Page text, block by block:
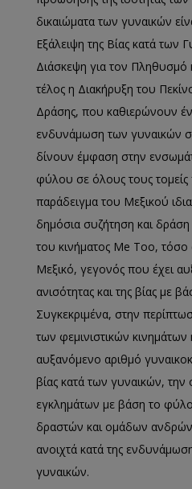
δικαιώματα των γυναικών
Εξάλειψη της Βίας κατά των
Διάσκεψη για τον Πληθυσμό
τέλος η Διακήρυξη του
Δράσης, που καθιερώνουν
ενδυνάμωση των γυναικών
δίνουν έμφαση στην
φύλου σε όλους τους τομείς
παράδειγμα του Μεξικού
δημόσια συζήτηση και
του κινήματος Me Too, τόσο
Μεξικό, γεγονός που έχει
ανισότητας και της βίας με
Συγκεκριμένα, στην
των φεμινιστικών
αυξανόμενο αριθμό
βίας κατά των γυναικών,
εγκλημάτων με βάση το
δραστών και ομάδων
ανοιχτά κατά της
γυναικών.